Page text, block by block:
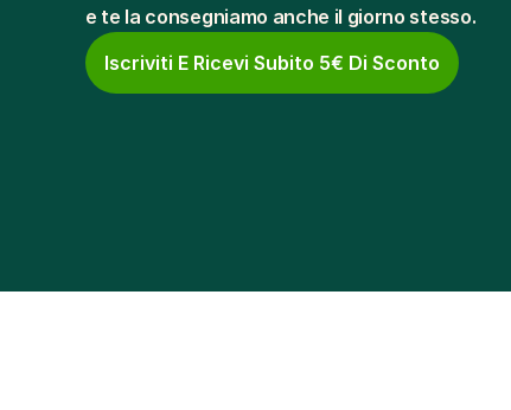
e te la consegniamo anche il giorno stesso.
Iscriviti E Ricevi Subito 5€ Di Sconto